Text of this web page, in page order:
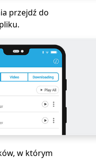
przejdź do
w którym